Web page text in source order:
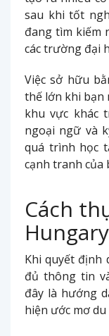
sau khi tốt
đang tìm kiếm
các trường đại
Việc sở hữu
thế lớn khi bạn
khu vực khác
ngoại ngữ và
quá trình học
cạnh tranh
Cách
Hungary
Khi quyết định
đủ thông tin
đây là hướng
hiện ước mơ du